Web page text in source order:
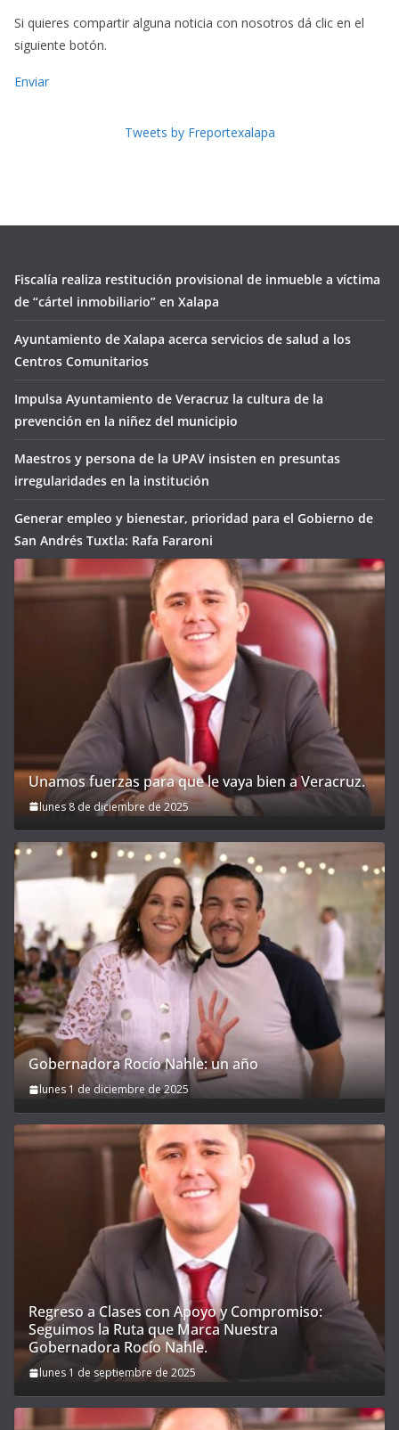
Si quieres compartir alguna noticia con nosotros dá clic en el
siguiente botón.
Enviar
Tweets by Freportexalapa
Fiscalía realiza restitución provisional de inmueble a víctima
de “cártel inmobiliario” en Xalapa
Ayuntamiento de Xalapa acerca servicios de salud a los
Centros Comunitarios
Impulsa Ayuntamiento de Veracruz la cultura de la
prevención en la niñez del municipio
Maestros y persona de la UPAV insisten en presuntas
irregularidades en la institución
Generar empleo y bienestar, prioridad para el Gobierno de
San Andrés Tuxtla: Rafa Fararoni
Unamos fuerzas para que le vaya bien a Veracruz.
lunes 8 de diciembre de 2025
Gobernadora Rocío Nahle: un año
lunes 1 de diciembre de 2025
Regreso a Clases con Apoyo y Compromiso:
Seguimos la Ruta que Marca Nuestra
Gobernadora Rocío Nahle.
lunes 1 de septiembre de 2025